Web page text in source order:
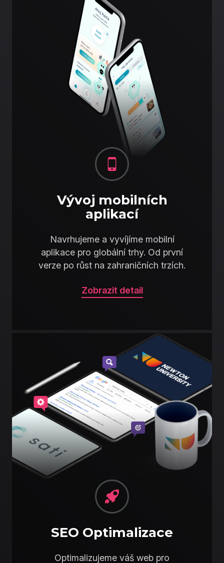
Vývoj mobilních
aplikací
Navrhujeme a vyvíjíme mobilní
aplikace pro globální trhy. Od první
verze po růst na zahraničních trzích.
Zobrazit detail
SEO Optimalizace
Optimalizujeme váš web pro